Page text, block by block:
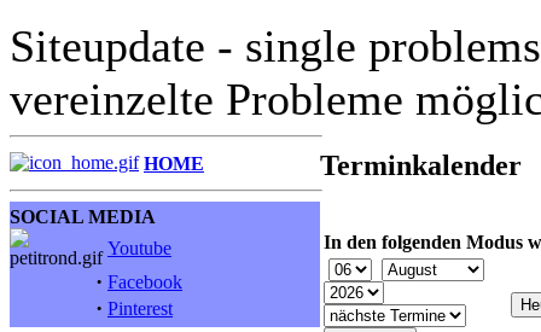
Siteupdate - single
vereinzelte Probleme
HOME
SOCIAL MEDIA
Youtube
· Facebook
· Pinterest
Terminkalender
In den folgenden Modus